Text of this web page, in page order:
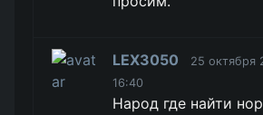
LEX3050
25 октября
16:40
Народ где найти